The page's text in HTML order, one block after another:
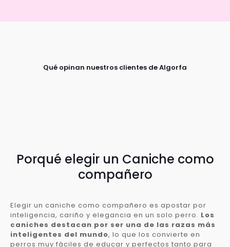
Qué opinan nuestros clientes de Algorfa
Porqué elegir un Caniche como
compañero
Elegir un caniche como compañero es apostar por
inteligencia, cariño y elegancia en un solo perro. Los
caniches destacan por ser una de las razas más
inteligentes del mundo, lo que los convierte en
perros muy fáciles de educar y perfectos tanto para